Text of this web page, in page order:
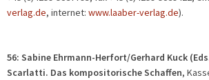
verlag.de, internet: www.laaber-verlag.de).
56: Sabine Ehrmann-Herfort/Gerhard Kuck
Scarlatti. Das kompositorische Schaffen,